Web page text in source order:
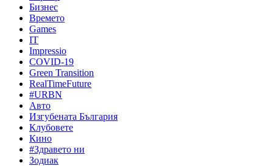
Бизнес
Времето
Games
IT
Impressio
COVID-19
Green Transition
RealTimeFuture
#URBN
Авто
Изгубената България
Клубовете
Кино
#Здравето ни
Зодиак